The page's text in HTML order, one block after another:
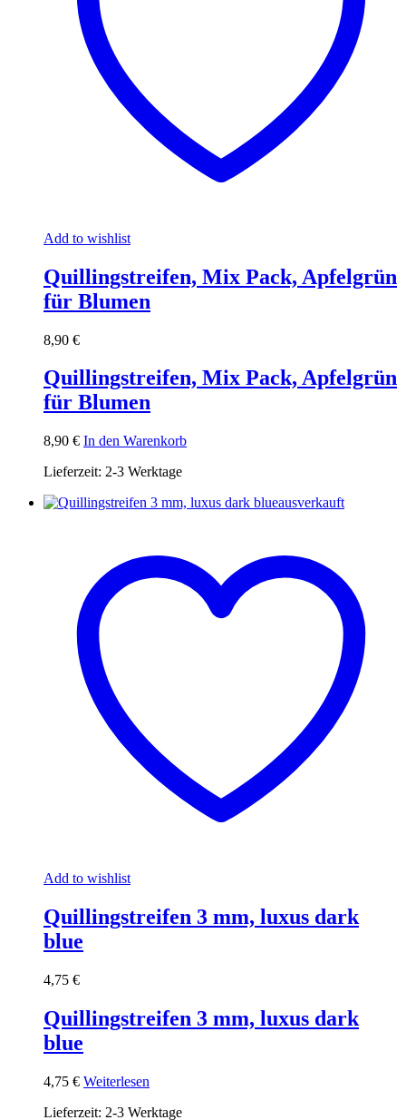
Add to wishlist
Quillingstreifen, Mix Pack, Apfelgrün
für Blumen
8,90 €
Quillingstreifen, Mix Pack, Apfelgrün
für Blumen
8,90 € In den Warenkorb
Lieferzeit: 2-3 Werktage
ausverkauft
Add to wishlist
Quillingstreifen 3 mm, luxus dark
blue
4,75 €
Quillingstreifen 3 mm, luxus dark
blue
4,75 € Weiterlesen
Lieferzeit: 2-3 Werktage